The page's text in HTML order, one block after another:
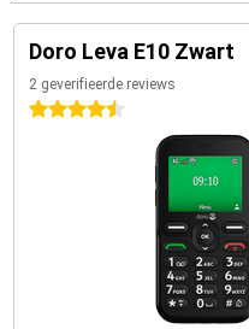
Doro Leva E10 Zwart
2 geverifieerde reviews
4.5 sterren